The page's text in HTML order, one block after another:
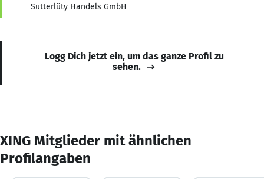
Sutterlüty Handels GmbH
Logg Dich jetzt ein, um das ganze Profil zu
sehen.
XING Mitglieder mit ähnlichen
Profilangaben